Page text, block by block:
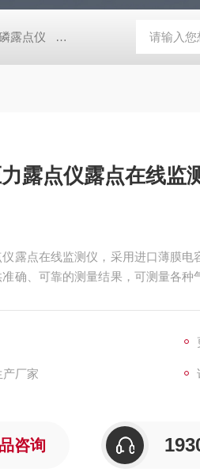
露点仪 煤气天然气在线热值检测
露点仪露点在线监
露点在线监测仪，采用进口薄膜
确、可靠的测量结果，可测量各
标准。
产厂家
咨询